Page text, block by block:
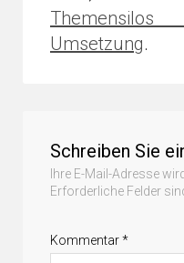
Umsetzung.
Schreiben Sie
Ihre E-Mail-Adresse
Erforderliche Felder
Kommentar*